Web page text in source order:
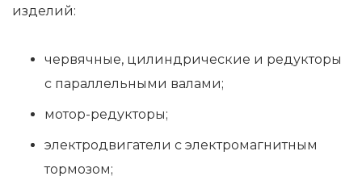
изделий:
червячные, цилиндрические и редукторы
с параллельными валами;
мотор-редукторы;
электродвигатели с электромагнитным
тормозом;